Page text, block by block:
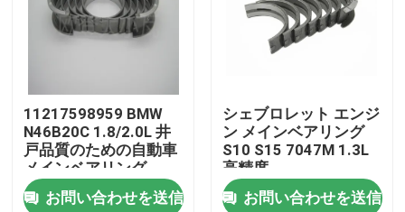
製品
わたしたち に つい て
工場 ツアー
11217598959 BMW
N46B20C 1.8/2.0L 井
戸品質のための自動車
メインベアリング
お問い合わせを送信
シェブロレット エンジ
ン メインベアリング
S10 S15 7047M 1.3L
高精度
お問い合わせを送信